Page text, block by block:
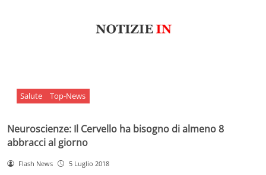
Salute Top-News
Neuroscienze: Il Cervello ha bisogno di almeno 8
abbracci al giorno
Flash News 5 Luglio 2018